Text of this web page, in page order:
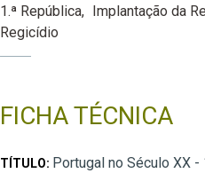
1.ª República Implantação da
Regicídio
FICHA TÉCNICA
TÍTULO: Portugal no Século XX -